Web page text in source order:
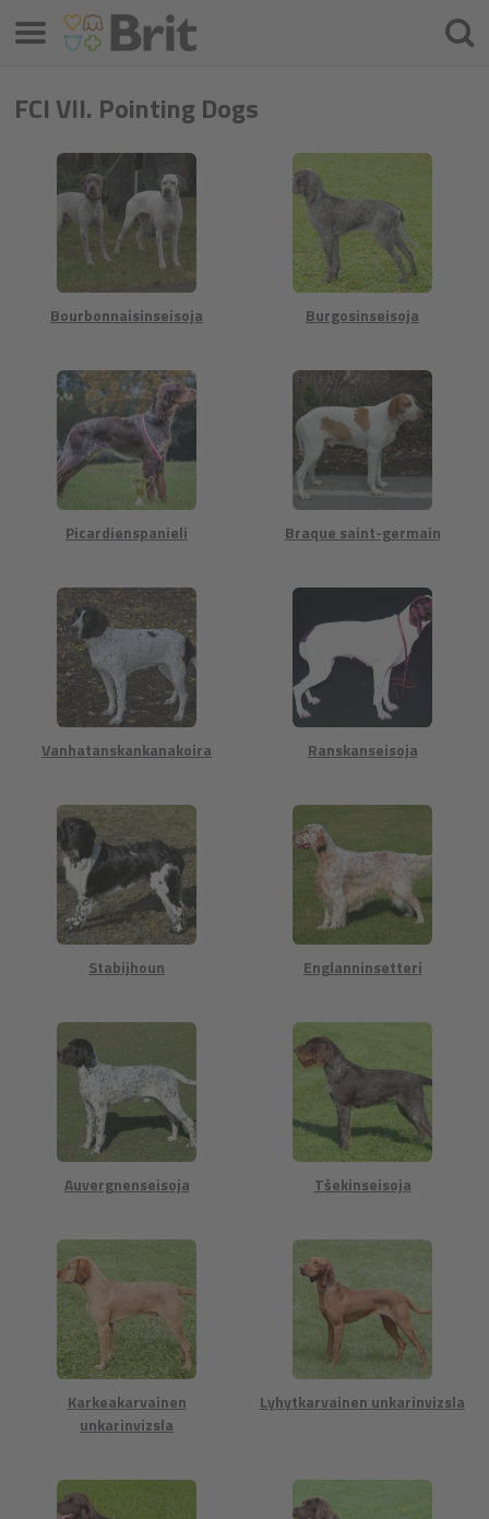
FCI VII. Pointing Dogs
Bourbonnaisinseisoja Burgosinseisoja
Picardienspanieli Braque saint-germain
Vanhatanskankanakoira Ranskanseisoja
Stabijhoun Englanninsetteri
Auvergnenseisoja Tšekinseisoja
Karkeakarvainen
unkarinvizsla
Lyhytkarvainen unkarinvizsla
Hae
Valikko